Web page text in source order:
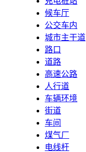
候车厅
公交车内
城市主干道
路口
道路
高速公路
人行道
车辆环境
街道
车间
煤气厂
电线杆